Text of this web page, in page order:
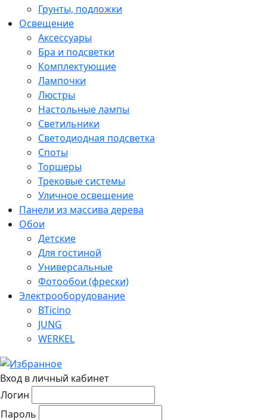
Грунты, подложки
Освещение
Аксессуары
Бра и подсветки
Комплектующие
Лампочки
Люстры
Настольные лампы
Светильники
Светодиодная подсветка
Споты
Торшеры
Трековые системы
Уличное освещение
Панели из массива дерева
Обои
Детские
Для гостиной
Универсальные
Фотообои (фрески)
Электрооборудование
BTicino
JUNG
WERKEL
Вход в личный кабинет
Логин
Пароль